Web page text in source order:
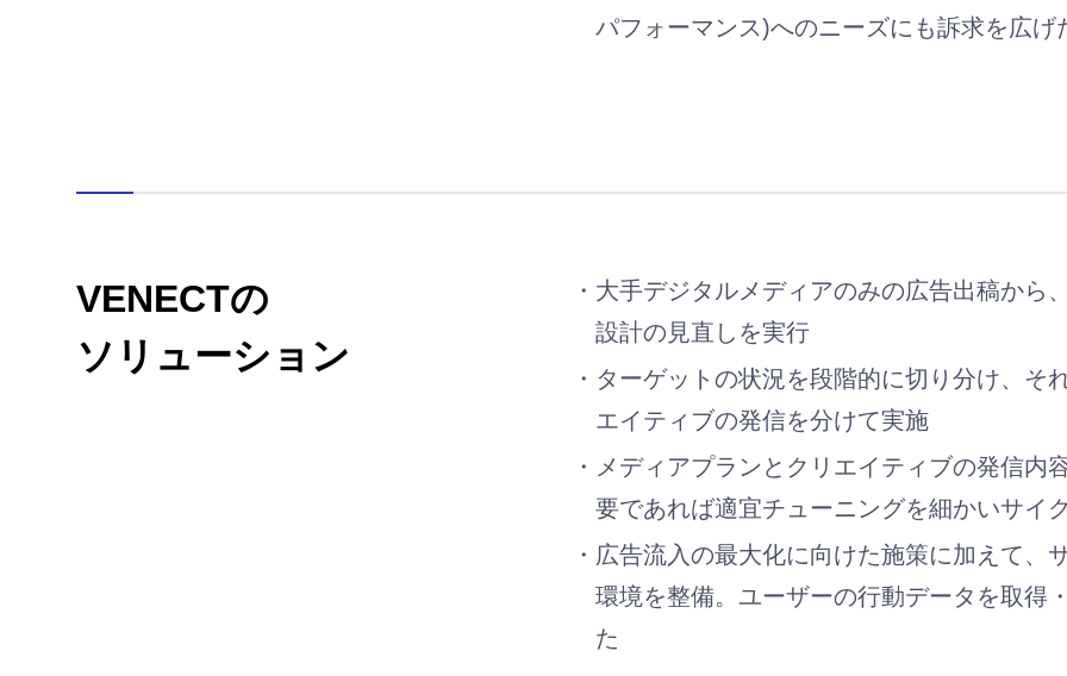
パフォーマンス)へのニーズにも訴求を広げ
VENECTの
ソリューション
大手デジタルメディアのみの広告出稿から
設計の見直しを実行
ターゲットの状況を段階的に切り分け、そ
エイティブの発信を分けて実施
メディアプランとクリエイティブの発信内
要であれば適宜チューニングを細かいサイ
広告流入の最大化に向けた施策に加えて、
環境を整備。ユーザーの行動データを取得
た